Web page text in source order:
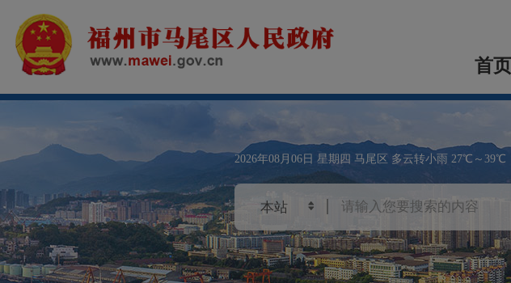
首页
2026年08月06日 星期四 马尾区 多云转小雨 27℃～39℃